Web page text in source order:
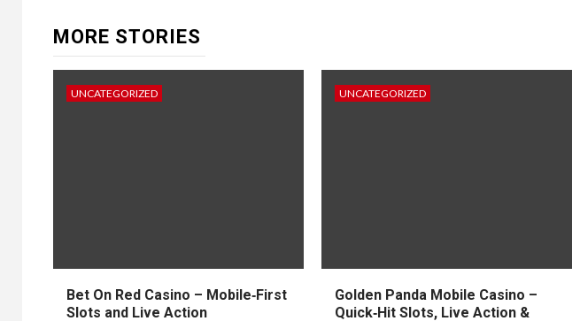
MORE STORIES
UNCATEGORIZED
Bet On Red Casino – Mobile‑First
Slots and Live Action
UNCATEGORIZED
Golden Panda Mobile Casino –
Quick‑Hit Slots, Live Action &